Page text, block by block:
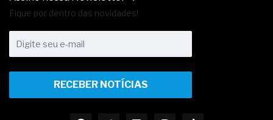
Fique por dentro das novidades!
RECEBER NOTÍCIAS